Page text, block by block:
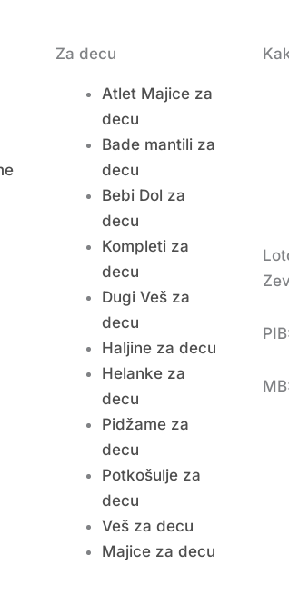
Za decu
Atlet Majice za
decu
Bade mantili za
decu
Bebi Dol za
decu
Kompleti za
decu
Dugi Veš za
decu
Haljine za decu
Helanke za
decu
Pidžame za
decu
Potkošulje za
decu
Veš za decu
Majice za decu